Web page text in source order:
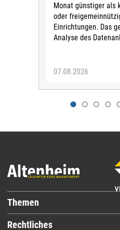
Monat günstiger als
oder
Einrichtungen. Das
Analyse des
07.08.2026
Themen
Rechtliches